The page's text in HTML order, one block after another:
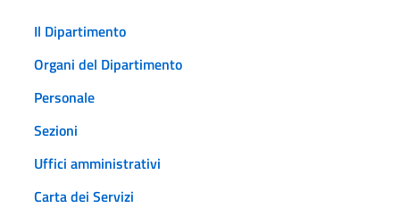
Il Dipartimento
Organi del Dipartimento
Personale
Sezioni
Uffici amministrativi
Carta dei Servizi